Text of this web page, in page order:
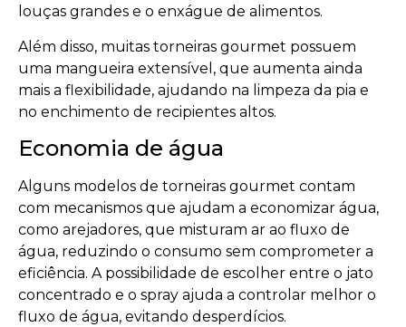
louças grandes e o enxágue de alimentos.
Além disso, muitas torneiras gourmet possuem
uma mangueira extensível, que aumenta ainda
mais a flexibilidade, ajudando na limpeza da pia e
no enchimento de recipientes altos.
Economia de água
Alguns modelos de torneiras gourmet contam
com mecanismos que ajudam a economizar água,
como arejadores, que misturam ar ao fluxo de
água, reduzindo o consumo sem comprometer a
eficiência. A possibilidade de escolher entre o jato
concentrado e o spray ajuda a controlar melhor o
fluxo de água, evitando desperdícios.